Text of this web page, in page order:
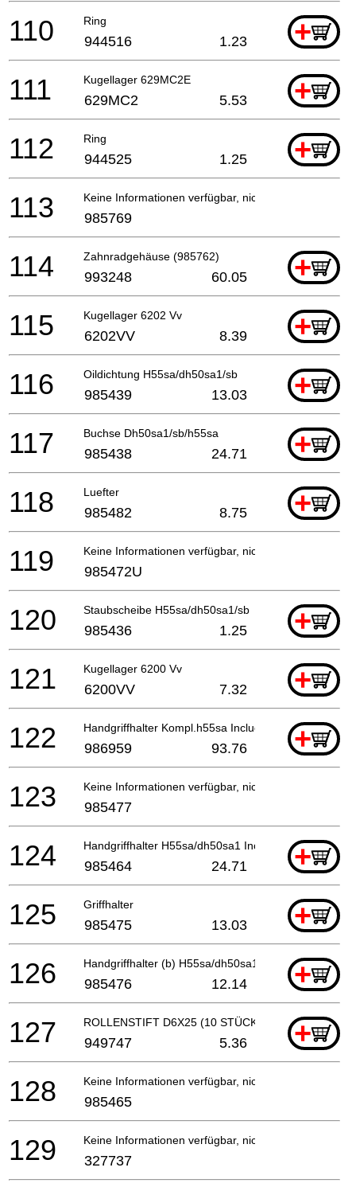
Ring +
110 944516 1.23
Kugellager 629MC2E +
111 629MC2 5.53
Ring +
112 944525 1.25
Keine Informationen verfügbar, nicht bestellbar
113 985769
Zahnradgehäuse (985762) +
114 993248 60.05
Kugellager 6202 Vv +
115 6202VV 8.39
Oildichtung H55sa/dh50sa1/sb +
116 985439 13.03
Buchse Dh50sa1/sb/h55sa +
117 985438 24.71
Luefter +
118 985482 8.75
Keine Informationen verfügbar, nicht bestellbar
119 985472U
Staubscheibe H55sa/dh50sa1/sb +
120 985436 1.25
Kugellager 6200 Vv +
121 6200VV 7.32
Handgriffhalter Kompl.h55sa Includ.105-110
+
122 986959 93.76
Keine Informationen verfügbar, nicht bestellbar
123 985477
Handgriffhalter H55sa/dh50sa1 Includ.1,2,28 (sinc
+
124 985464 24.71
Griffhalter +
125 985475 13.03
Handgriffhalter (b) H55sa/dh50sa1 (since 1.2001 F
+
126 985476 12.14
ROLLENSTIFT D6X25 (10 STÜCKE) +
127 949747 5.36
Keine Informationen verfügbar, nicht bestellbar
128 985465
Keine Informationen verfügbar, nicht bestellbar
129 327737